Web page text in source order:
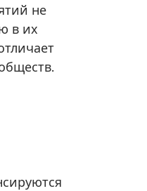
не
в их